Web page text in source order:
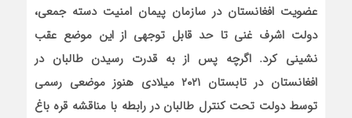
عضویت افغانستان در سازمان پیمان امنیت دسته جمعی،
دولت اشرف غنی تا حد قابل توجهی از این موضع عقب
نشینی کرد. اگرچه پس از به قدرت رسیدن طالبان در
افغانستان در تابستان ۲۰۲۱ میلادی هنوز موضعی رسمی
توسط دولت تحت کنترل طالبان در رابطه با مناقشه قره باغ